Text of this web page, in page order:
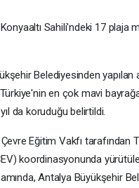
Sahili'ndeki 17 plaja
Belediyesinden yapılan
en çok mavi
da koruduğu belirtildi.
Eğitim Vakfı tarafından
koordinasyonunda
Antalya Büyükşehir